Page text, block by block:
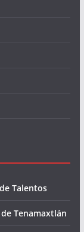
Talentos
Tenamaxtlán